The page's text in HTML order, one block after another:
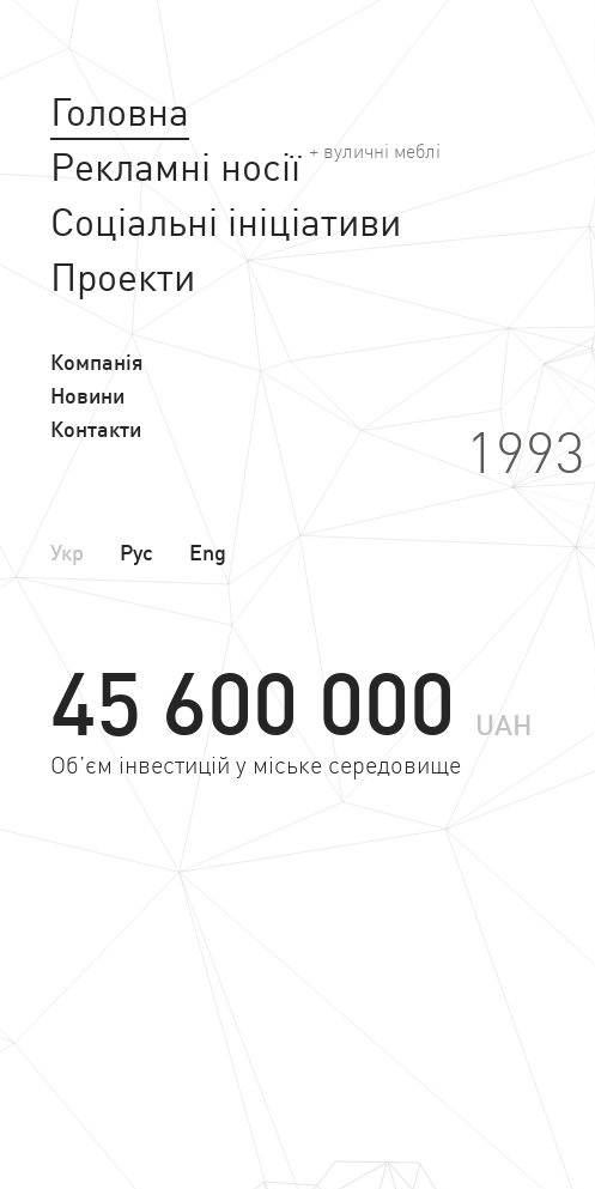
1993
Головна
Рекламні носії + вуличні меблі
Соціальні ініціативи
Проекти
Компанія
Новини
Контакти
Укр Рус Eng
45 600 000 UAH
Об’єм інвестицій у міське середовище